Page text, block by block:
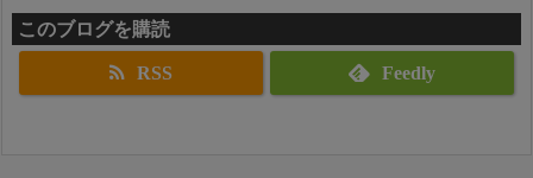
このブログを購読
RSS Feedly